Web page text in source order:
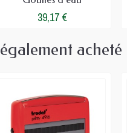
39,17 €
acheté